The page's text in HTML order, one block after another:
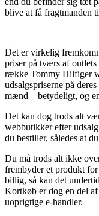
blive at få fragtmanden
Det er virkelig
priser på tværs af outlets
række Tommy Hilfiger
udsalgspriserne på
mænd – betydeligt, og
Det kan dog trods alt
webbutikker efter
du bestiller, således at
Du må trods alt ikke
frembyder et produkt for
billig, så kan det
Kortkøb er dog en del
uoprigtige e-handler.